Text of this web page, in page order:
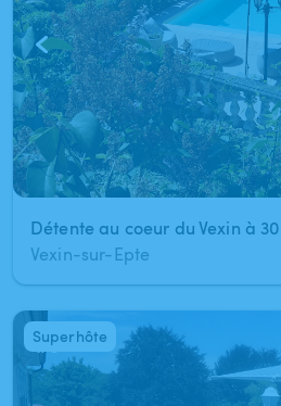
Vexin-sur-Epte
1/9
Superhôte